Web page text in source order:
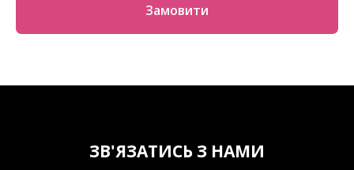
Замовити
ЗВ'ЯЗАТИСЬ З НАМИ